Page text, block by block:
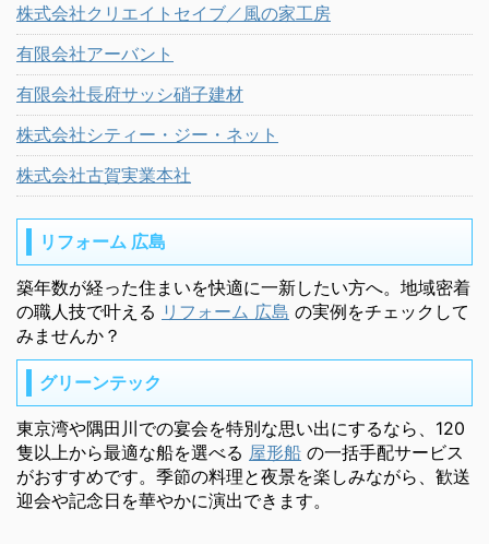
株式会社クリエイトセイブ／風の家工房
有限会社アーバント
有限会社長府サッシ硝子建材
株式会社シティー・ジー・ネット
株式会社古賀実業本社
リフォーム 広島
築年数が経った住まいを快適に一新したい方へ。地域密着
の職人技で叶える リフォーム 広島 の実例をチェックして
みませんか？
グリーンテック
東京湾や隅田川での宴会を特別な思い出にするなら、120
隻以上から最適な船を選べる 屋形船 の一括手配サービス
がおすすめです。季節の料理と夜景を楽しみながら、歓送
迎会や記念日を華やかに演出できます。